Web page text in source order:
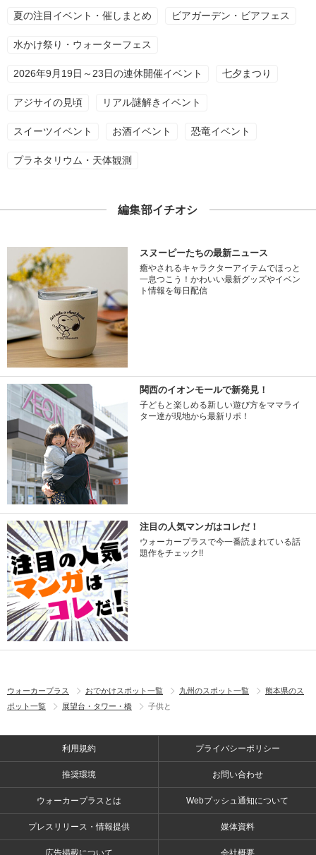
夏の注目イベント・催しまとめ ビアガーデン・ビアフェス
水かけ祭り・ウォーターフェス
2026年9月19日～23日の連休開催イベント 七夕まつり
アジサイの見頃 リアル謎解きイベント
スイーツイベント お酒イベント 恐竜イベント
プラネタリウム・天体観測
編集部イチオシ
スヌーピーたちの最新ニュース
癒やされるキャラクターアイテムでほっと
一息つこう！かわいい最新グッズやイベン
ト情報を毎日配信
関西のイオンモールで新発見！
子どもと楽しめる新しい遊び方をママライ
ター達が現地から最新リポ！
注目の人気マンガはコレだ！
ウォーカープラスで今一番読まれている話
題作をチェック!!
ウォーカープラス おでかけスポット一覧 九州のスポット一覧
熊本県のス
ポット一覧
展望台・タワー・橋 子供と
利用規約 プライバシーポリシー
推奨環境 お問い合わせ
ウォーカープラスとは Webプッシュ通知について
プレスリリース・情報提供 媒体資料